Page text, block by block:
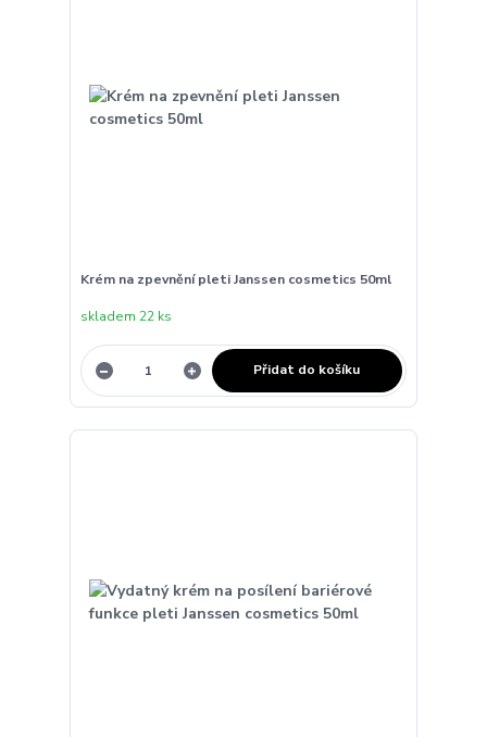
Krém na zpevnění pleti Janssen cosmetics 50ml
skladem 22 ks
Přidat do košíku